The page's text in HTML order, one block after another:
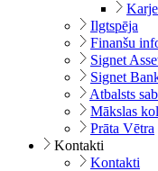
Ilgtspēja
Finanšu
Signet
Signet
Atbalsts
Mākslas
Prāta Vētra
Kontakti
Kontakti